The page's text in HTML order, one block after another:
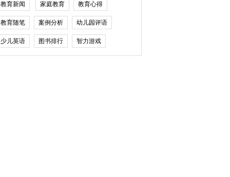
教育新闻 家庭教育 教育心得
教育随笔 案例分析 幼儿园评语
少儿英语 图书排行 智力游戏